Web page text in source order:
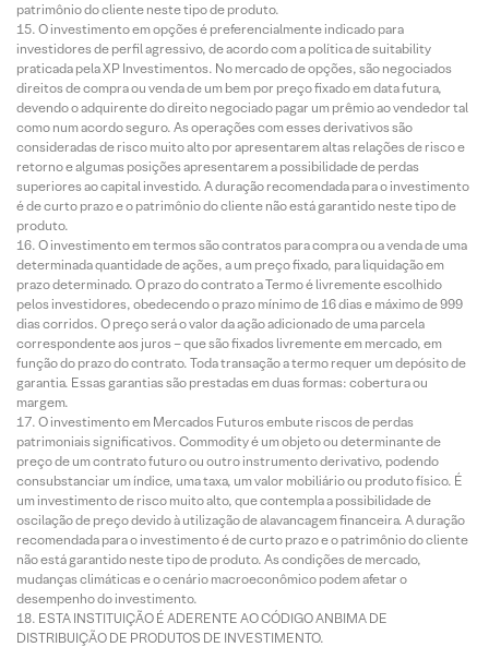
patrimônio do cliente neste tipo de produto.
O investimento em opções é preferencialmente indicado para
investidores de perfil agressivo, de acordo com a política de suitability
praticada pela XP Investimentos. No mercado de opções, são negociados
direitos de compra ou venda de um bem por preço fixado em data futura,
devendo o adquirente do direito negociado pagar um prêmio ao vendedor tal
como num acordo seguro. As operações com esses derivativos são
consideradas de risco muito alto por apresentarem altas relações de risco e
retorno e algumas posições apresentarem a possibilidade de perdas
superiores ao capital investido. A duração recomendada para o investimento
é de curto prazo e o patrimônio do cliente não está garantido neste tipo de
produto.
O investimento em termos são contratos para compra ou a venda de uma
determinada quantidade de ações, a um preço fixado, para liquidação em
prazo determinado. O prazo do contrato a Termo é livremente escolhido
pelos investidores, obedecendo o prazo mínimo de 16 dias e máximo de 999
dias corridos. O preço será o valor da ação adicionado de uma parcela
correspondente aos juros – que são fixados livremente em mercado, em
função do prazo do contrato. Toda transação a termo requer um depósito de
garantia. Essas garantias são prestadas em duas formas: cobertura ou
margem.
O investimento em Mercados Futuros embute riscos de perdas
patrimoniais significativos. Commodity é um objeto ou determinante de
preço de um contrato futuro ou outro instrumento derivativo, podendo
consubstanciar um índice, uma taxa, um valor mobiliário ou produto físico. É
um investimento de risco muito alto, que contempla a possibilidade de
oscilação de preço devido à utilização de alavancagem financeira. A duração
recomendada para o investimento é de curto prazo e o patrimônio do cliente
não está garantido neste tipo de produto. As condições de mercado,
mudanças climáticas e o cenário macroeconômico podem afetar o
desempenho do investimento.
ESTA INSTITUIÇÃO É ADERENTE AO CÓDIGO ANBIMA DE
DISTRIBUIÇÃO DE PRODUTOS DE INVESTIMENTO.